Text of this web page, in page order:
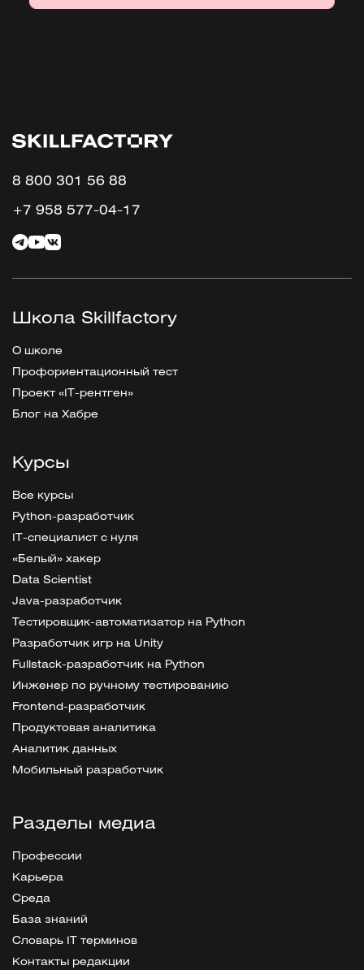
8 800 301 56 88
+7 958 577-04-17
Школа Skillfactory
О школе
Профориентационный тест
Проект «IT-рентген»
Блог на Хабре
Курсы
Все курсы
Python-разработчик
IT-специалист с нуля
«Белый» хакер
Data Scientist
Java-разработчик
Тестировщик-автоматизатор на Python
Разработчик игр на Unity
Fullstack-разработчик на Python
Инженер по ручному тестированию
Frontend-разработчик
Продуктовая аналитика
Аналитик данных
Мобильный разработчик
Разделы медиа
Профессии
Карьера
Среда
База знаний
Словарь IT терминов
Контакты редакции